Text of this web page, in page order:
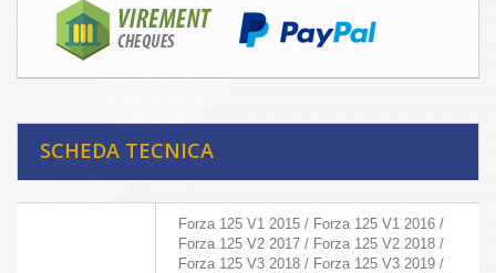
SCHEDA TECNICA
Forza 125 V1 2015 / Forza 125 V1 2016 /
Forza 125 V2 2017 / Forza 125 V2 2018 /
Forza 125 V3 2018 / Forza 125 V3 2019 /